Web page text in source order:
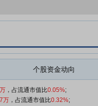
个股资金动向
，占流通市值比0.05%;
万 ，占流通市值比0.32%;